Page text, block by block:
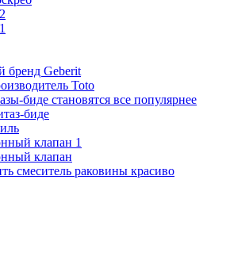
бренд Geberit
Toto
биде становятся все популярнее
биде
клапан 1
клапан
смеситель раковины красиво